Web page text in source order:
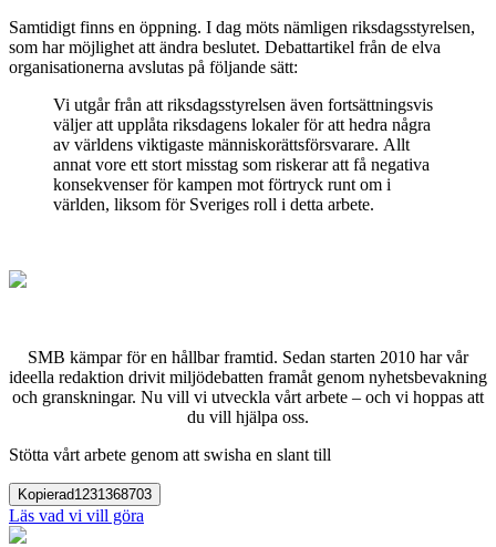
Samtidigt finns en öppning. I dag möts nämligen riksdagsstyrelsen,
som har möjlighet att ändra beslutet. Debattartikel från de elva
organisationerna avslutas på följande sätt:
Vi utgår från att riksdagsstyrelsen även fortsättningsvis
väljer att upplåta riksdagens lokaler för att hedra några
av världens viktigaste människorättsförsvarare. Allt
annat vore ett stort misstag som riskerar att få negativa
konsekvenser för kampen mot förtryck runt om i
världen, liksom för Sveriges roll i detta arbete.
SMB kämpar för en hållbar framtid. Sedan starten 2010 har vår
ideella redaktion drivit miljödebatten framåt genom nyhetsbevakning
och granskningar. Nu vill vi utveckla vårt arbete – och vi hoppas att
du vill hjälpa oss.
Stötta vårt arbete genom att swisha en slant till
Kopierad1231368703
Läs vad vi vill göra